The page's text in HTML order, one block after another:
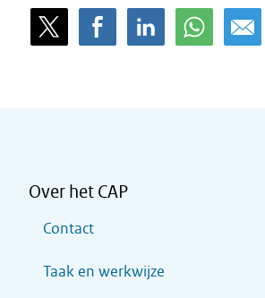
Over het CAP
Contact
Taak en werkwijze